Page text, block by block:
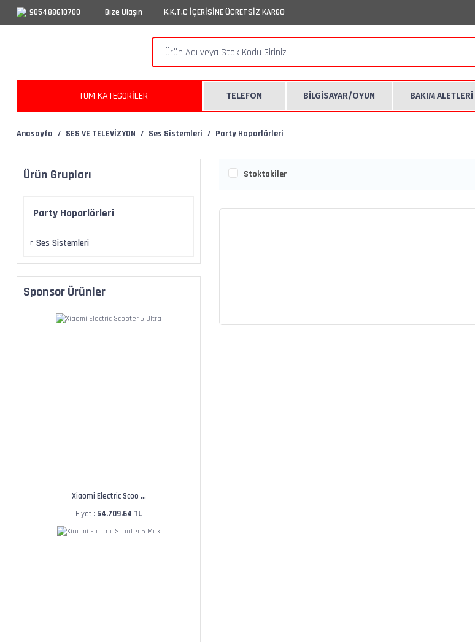
905488610700 Bize Ulaşın K.K.T.C İÇERİSİNE ÜCRETSİZ KARGO
TÜM KATEGORİLER TELEFON BİLGİSAYAR/OYUN BAKIM ALETLERİ
Anasayfa SES VE TELEVİZYON Ses Sistemleri Party Hoparlörleri
Ürün Grupları
Party Hoparlörleri
Ses Sistemleri
Sponsor Ürünler
Xiaomi Electric Scoo ...
Fiyat : 54.709,64 TL
Stoktakiler